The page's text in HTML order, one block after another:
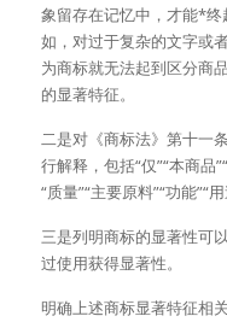
象留存在记忆中，才能*
如，对过于复杂的文字或
为商标就无法起到区分商
的显著特征。
二是对《商标法》第十一
行解释，包括“仅”“本商品
“质量”“主要原料”“功能”“
三是列明商标的显著性可
过使用获得显著性。
明确上述商标显著特征相